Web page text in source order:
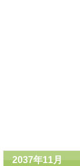
2037年11月